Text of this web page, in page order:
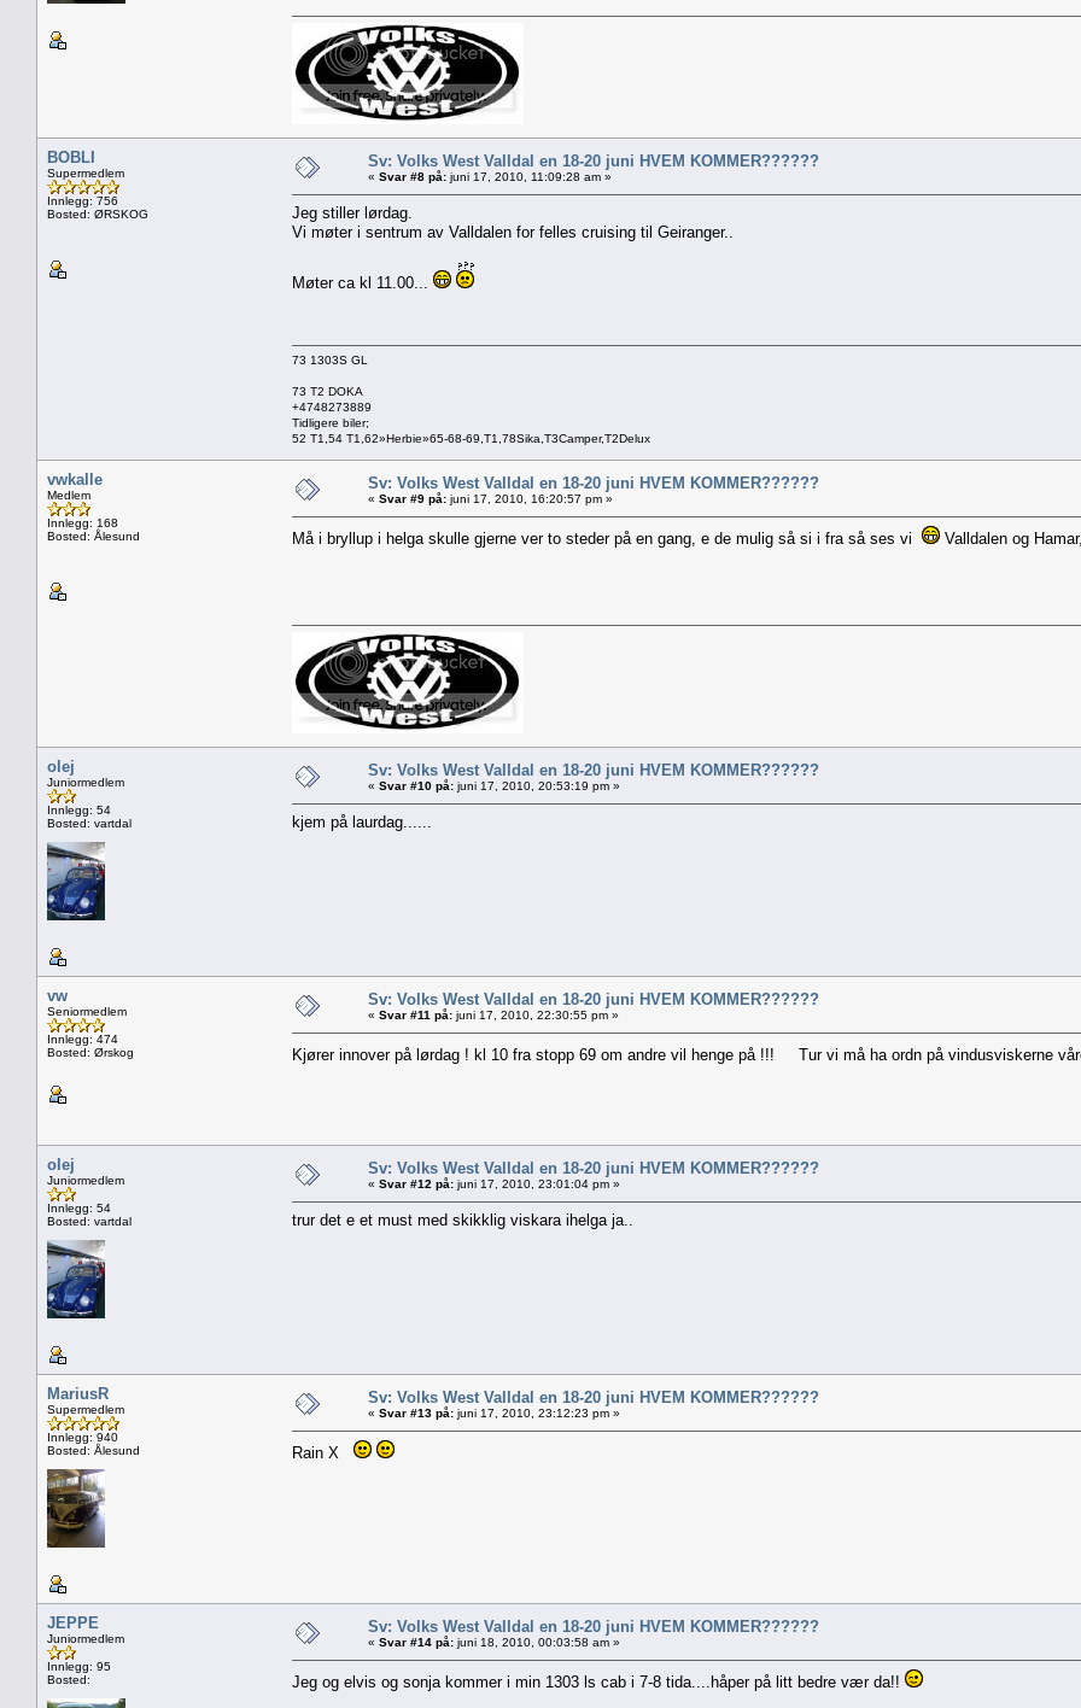
BOBLI
Supermedlem
Innlegg: 756
Bosted: ØRSKOG
Sv: Volks West Valldal en 18-20 juni HVEM KOMMER??????
« Svar #8 på: juni 17, 2010, 11:09:28 am »
Jeg stiller lørdag.
Vi møter i sentrum av Valldalen for felles cruising til Geiranger..
Møter ca kl 11.00...
73 1303S GL
73 T2 DOKA
+4748273889
Tidligere biler;
52 T1,54 T1,62»Herbie»65-68-69,T1,78Sika,T3Camper,T2Delux
vwkalle
Medlem
Innlegg: 168
Bosted: Ålesund
Sv: Volks West Valldal en 18-20 juni HVEM KOMMER??????
« Svar #9 på: juni 17, 2010, 16:20:57 pm »
Må i bryllup i helga skulle gjerne ver to steder på en gang, e de mulig så si i fra så ses vi Valldalen og
olej
Juniormedlem
Innlegg: 54
Bosted: vartdal
Sv: Volks West Valldal en 18-20 juni HVEM KOMMER??????
« Svar #10 på: juni 17, 2010, 20:53:19 pm »
kjem på laurdag......
vw
Seniormedlem
Innlegg: 474
Bosted: Ørskog
Sv: Volks West Valldal en 18-20 juni HVEM KOMMER??????
« Svar #11 på: juni 17, 2010, 22:30:55 pm »
Kjører innover på lørdag ! kl 10 fra stopp 69 om andre vil henge på !!! Tur vi må ha ordn på vindusviskerne
olej
Juniormedlem
Innlegg: 54
Bosted: vartdal
Sv: Volks West Valldal en 18-20 juni HVEM KOMMER??????
« Svar #12 på: juni 17, 2010, 23:01:04 pm »
trur det e et must med skikklig viskara ihelga ja..
MariusR
Supermedlem
Innlegg: 940
Bosted: Ålesund
Sv: Volks West Valldal en 18-20 juni HVEM KOMMER??????
« Svar #13 på: juni 17, 2010, 23:12:23 pm »
Rain X
JEPPE
Juniormedlem
Innlegg: 95
Bosted:
Sv: Volks West Valldal en 18-20 juni HVEM KOMMER??????
« Svar #14 på: juni 18, 2010, 00:03:58 am »
Jeg og elvis og sonja kommer i min 1303 ls cab i 7-8 tida....håper på litt bedre vær da!!